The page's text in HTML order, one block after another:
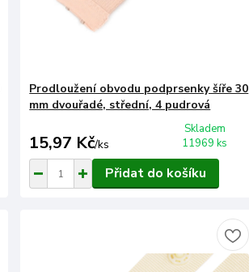
Prodloužení obvodu podprsenky šíře 30
mm dvouřadé, střední, 4 pudrová
15,97 Kč/ks
Skladem
11969 ks
Přidat do košíku